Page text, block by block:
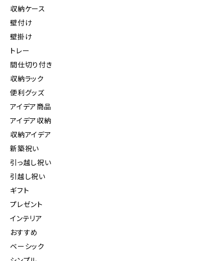
収納ケース
壁付け
壁掛け
トレー
間仕切り付き
収納ラック
便利グッズ
アイデア商品
アイデア収納
収納アイデア
新築祝い
引っ越し祝い
引越し祝い
ギフト
プレゼント
インテリア
おすすめ
ベーシック